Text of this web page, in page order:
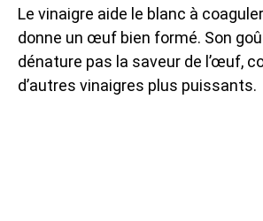
Le vinaigre aide le blanc à
donne un œuf bien formé. Son
dénature pas la saveur de l’œuf,
d’autres vinaigres plus puissants.